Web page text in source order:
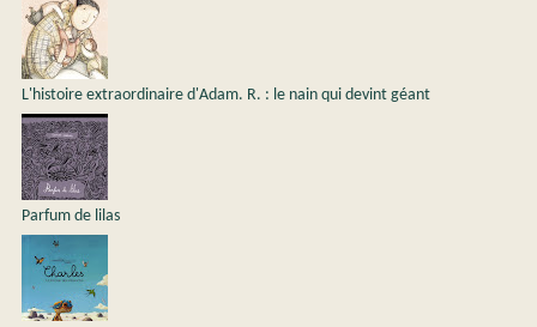
L'histoire extraordinaire d'Adam. R. : le nain qui devint géant
Parfum de lilas